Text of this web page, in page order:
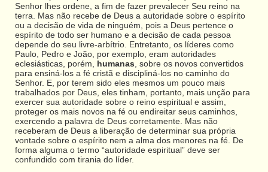
Senhor lhes ordene, a fim de fazer prevalecer Seu reino na
terra. Mas não recebe de Deus a autoridade sobre o espírito
ou a decisão de vida de ninguém, pois a Deus pertence o
espírito de todo ser humano e a decisão de cada pessoa
depende do seu livre-arbítrio. Entretanto, os líderes como
Paulo, Pedro e João, por exemplo, eram autoridades
eclesiásticas, porém, humanas , sobre os novos convertidos
para ensiná-los a fé cristã e discipliná-los no caminho do
Senhor. E, por terem sido eles mesmos um pouco mais
trabalhados por Deus, eles tinham, portanto, mais unção para
exercer sua autoridade sobre o reino espiritual e assim,
proteger os mais novos na fé ou endireitar seus caminhos,
exercendo a palavra de Deus corretamente. Mas não
receberam de Deus a liberação de determinar sua própria
vontade sobre o espírito nem a alma dos menores na fé. De
forma alguma o termo “autoridade espiritual” deve ser
confundido com tirania do líder.